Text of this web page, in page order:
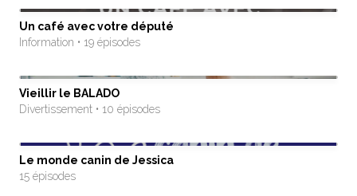
Un café avec votre député
Information • 19 épisodes
Vieillir le BALADO
Divertissement • 10 épisodes
Le monde canin de Jessica
15 épisodes